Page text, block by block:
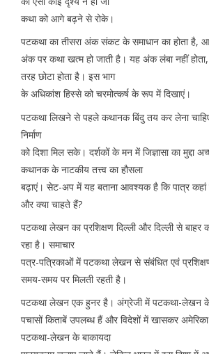
कथा को आगे बढ़ने से रोके।
पटकथा का तीसरा अंक संकट के समाधान का होता है,
अंक पर कथा खत्म हो जाती है। यह अंक लंबा नहीं
तरह छोटा होता है। इस भाग
के अधिकांश हिस्से को चरमोत्कर्ष के रूप में दिखाएं।
पटकथा लिखने से पहले कथानक बिंदु तय कर लेना
निर्माण
को दिशा मिल सके। दर्शकों के मन में जिज्ञासा का मुद्दा
कथानक के नाटकीय तत्त्व का हौसला
बढ़ाएं। सेट-अप में यह बताना आवश्यक है कि पात्र
और क्या चाहते हैं?
पटकथा लेखन का प्रशिक्षण दिल्ली और दिल्ली से बाहर
रहा है। समाचार
पत्र-पत्रिकाओं में पटकथा लेखन से संबंधित एवं
समय-समय पर मिलती रहती है।
पटकथा लेखन एक हुनर है। अंग्रेजी में पटकथा-लेखन के
पचासों किताबें उपलब्ध हैं और विदेशों में खासकर अमेरिका
पटकथा-लेखन के बाकायदा